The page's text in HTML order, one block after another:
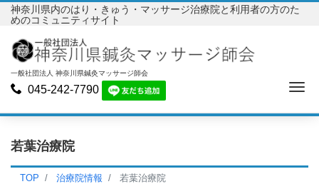
神奈川県内のはり・きゅう・マッサージ治療院と利用者の方のた
めのコミュニティサイト
一般社団法人 神奈川県鍼灸マッサージ師会
045-242-7790
若葉治療院
TOP 治療院情報 若葉治療院